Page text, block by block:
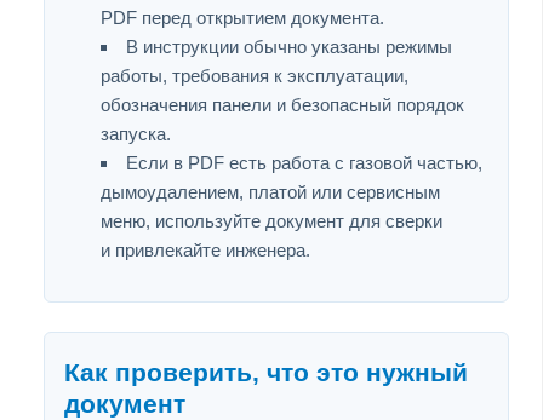
PDF перед открытием документа.
В инструкции обычно указаны режимы
работы, требования к эксплуатации,
обозначения панели и безопасный порядок
запуска.
Если в PDF есть работа с газовой частью,
дымоудалением, платой или сервисным
меню, используйте документ для сверки
и привлекайте инженера.
Как проверить, что это нужный
документ